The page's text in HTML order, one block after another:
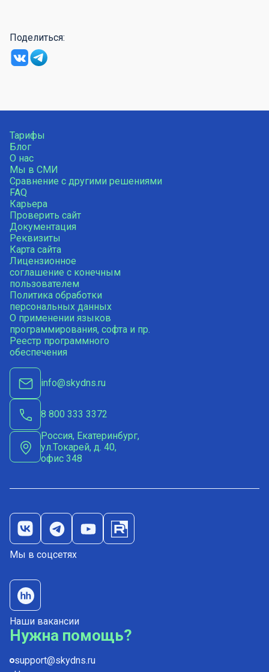
Поделиться:
Тарифы
Блог
О нас
Мы в СМИ
Сравнение с другими решениями
FAQ
Карьера
Проверить сайт
Документация
Реквизиты
Карта сайта
Лицензионное
соглашение с конечным
пользователем
Политика обработки
персональных данных
О применении языков
программирования, софта и пр.
Реестр программного
обеспечения
info@skydns.ru
8 800 333 3372
Россия, Екатеринбург,
ул.Токарей, д. 40,
офис 348
Нужна помощь?
support@skydns.ru
Мы в соцсетях
Наши вакансии